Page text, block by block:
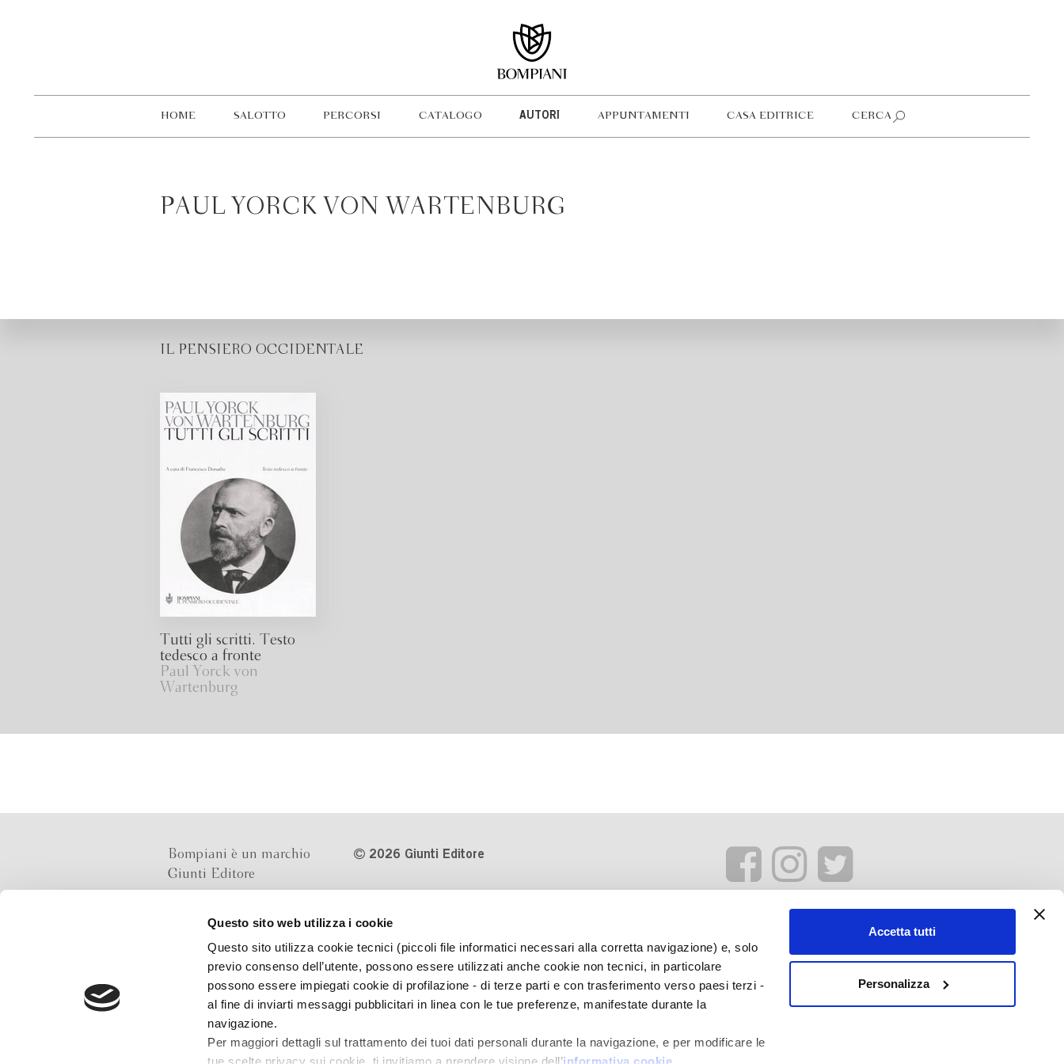
Questo sito web utilizza i cookie
Questo sito utilizza cookie tecnici (piccoli file informatici necessari alla corretta navigazione) e, solo
previo consenso dell’utente, possono essere utilizzati anche cookie non tecnici, in particolare
possono essere impiegati cookie di profilazione - di terze parti e con trasferimento verso paesi terzi -
al fine di inviarti messaggi pubblicitari in linea con le tue preferenze, manifestate durante la
navigazione.
Per maggiori dettagli sul trattamento dei tuoi dati personali durante la navigazione, e per modificare le
Accetta tutti
Personalizza
HOME SALOTTO PERCORSI CATALOGO AUTORI APPUNTAMENTI CASA EDITRICE CERCA
PAUL YORCK VON WARTENBURG
IL PENSIERO OCCIDENTALE
Tutti gli scritti. Testo
tedesco a fronte
Paul Yorck von
Wartenburg
Bompiani è un marchio
Giunti Editore
Via Bolognese 165,
50139 Firenze
Via G.B.Pirelli 30,
20124 Milano
2026 Giunti Editore
Numero d'iscrizione al Registro
Imprese di Milano REA 1327444
Informativa sulla privacy